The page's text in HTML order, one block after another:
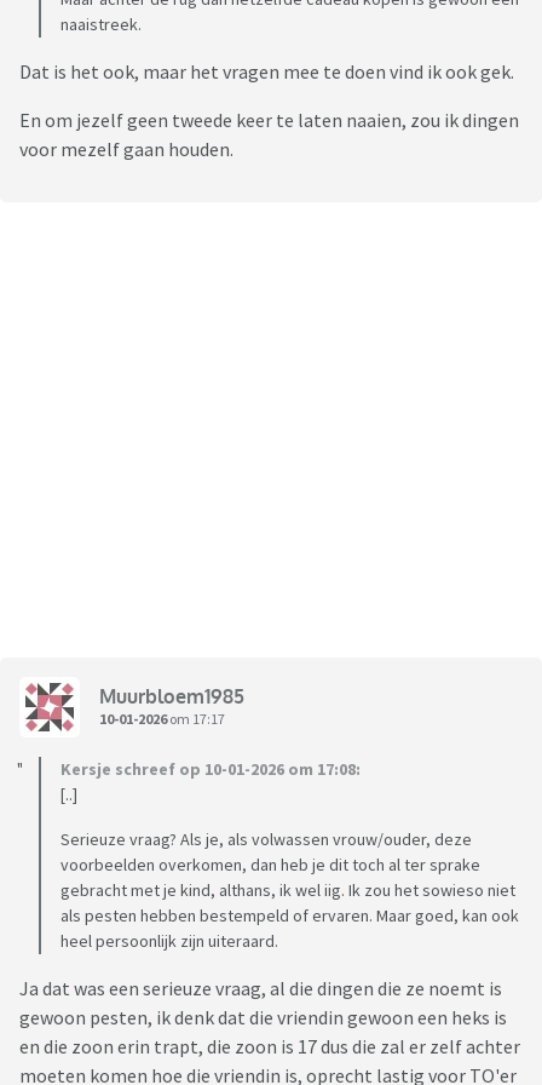
spreken omdat ik bang ben dat ze alles verdraait en ze zoon
zo nog meer om haar vinger bindt.
naaistreek.
Dat is het ook, maar het vragen mee te doen vind ik ook gek.
En om jezelf geen tweede keer te laten naaien, zou ik dingen
voor mezelf gaan houden.
Muurbloem1985
10-01-2026om 17:17
Kersje schreef op 10-01-2026 om 17:08:
[..]
Serieuze vraag? Als je, als volwassen vrouw/ouder, deze
voorbeelden overkomen, dan heb je dit toch al ter sprake
gebracht met je kind, althans, ik wel iig. Ik zou het sowieso niet
als pesten hebben bestempeld of ervaren. Maar goed, kan ook
heel persoonlijk zijn uiteraard.
Ja dat was een serieuze vraag, al die dingen die ze noemt is
gewoon pesten, ik denk dat die vriendin gewoon een heks is
en die zoon erin trapt, die zoon is 17 dus die zal er zelf achter
moeten komen hoe die vriendin is, oprecht lastig voor TO'er